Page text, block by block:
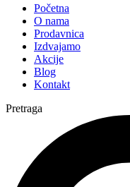
Početna
O nama
Prodavnica
Izdvajamo
Akcije
Blog
Kontakt
Pretraga